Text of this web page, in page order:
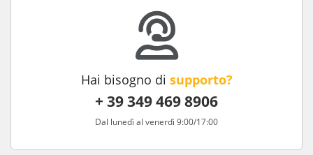
Hai bisogno di supporto?
+ 39 349 469 8906
Dal lunedì al venerdì 9:00/17:00